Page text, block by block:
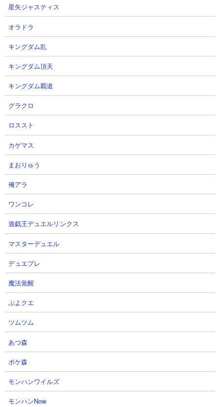
クリエイター】#shorts
2026.08.04 17:40（3日前）
ラン 悪魔城・外城 10段階 エシル
攻略| パーティー戦闘力750万＆継
承者：影の君主無しでクリア！
【俺だけレベルアップな件
ARISE】
MOBgame 【俺アラ】さん
2026.08.04 11:54（3日前）
11
件・ARISE・公認クリエイター】
2026.08.03 21:30（4日前）
【俺アラ】限定武器スキンを獲得
しよう！災厄の力・クトゥリー火
属性高スコアを出すポイント解
説！今回の知能は600が最適らし
い！【俺だけレベルアップな件・
ARISE・公認クリエイター】
OhchiGameSさん
13
ARISE】ハンタ－プロフィール：
俺だけレベルアップな件:ARISE公式
星矢ジャスティス
オラドラ
キングダム乱
キングダム頂天
キングダム覇道
グラクロ
ロススト
カゲマス
まおりゅう
俺アラ
ワンコレ
遊戯王デュエルリンクス
マスターデュエル
デュエプレ
魔法覚醒
ぷよクエ
ツムツム
あつ森
ポケ森
モンハンワイルズ
モンハンNow